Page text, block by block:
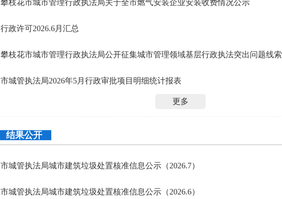
攀枝花市城市管理行政执法局关于全市燃气安装企业安装收费情况公示
行政许可2026.6月汇总
攀枝花市城市管理行政执法局公开征集城市管理领域基层行政执法突出问题线索
市城管执法局2026年5月行政审批项目明细统计报表
更多
结果公开
市城管执法局城市建筑垃圾处置核准信息公示（2026.7）
市城管执法局城市建筑垃圾处置核准信息公示（2026.6）